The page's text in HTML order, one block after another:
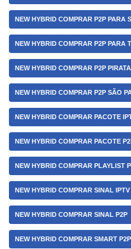
NEW HYBRID COMPRAR P2P PARA
NEW HYBRID COMPRAR P2P PARA
NEW HYBRID COMPRAR P2P PIRATA
NEW HYBRID COMPRAR P2P SÃO
NEW HYBRID COMPRAR PACOTE
NEW HYBRID COMPRAR PACOTE
NEW HYBRID COMPRAR PLAYLIST
NEW HYBRID COMPRAR SINAL IPTV
NEW HYBRID COMPRAR SINAL P2P
NEW HYBRID COMPRAR SMART P2P